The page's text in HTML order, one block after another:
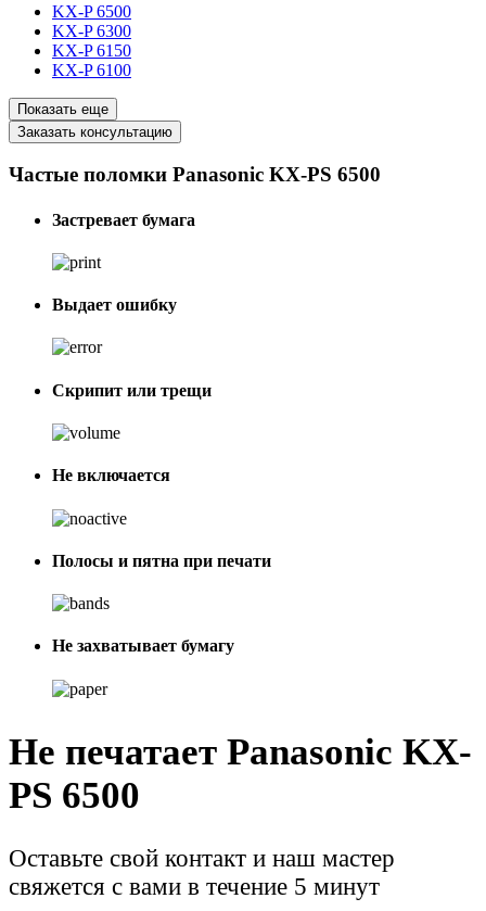
KX-P 6500
KX-P 6300
KX-P 6150
KX-P 6100
Показать еще
Заказать консультацию
Частые поломки Panasonic KX-PS 6500
Застревает бумага
Выдает ошибку
Скрипит или трещи
Не включается
Полосы и пятна при печати
Не захватывает бумагу
Не печатает Panasonic KX-
PS 6500
Оставьте свой контакт и наш мастер
свяжется с вами в течение 5 минут